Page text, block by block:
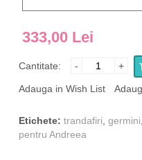
333,00 Lei
Cantitate: - +
Adauga in Wish List
Etichete: trandafiri ,germini
pentru Andreea